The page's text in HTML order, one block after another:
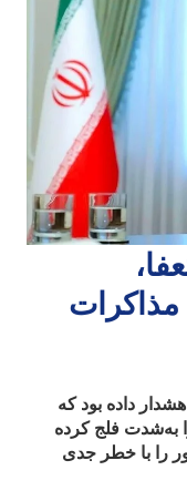
مذاکرات
داده بود که
به‌شدت فلج کرده
را با خطر جدی